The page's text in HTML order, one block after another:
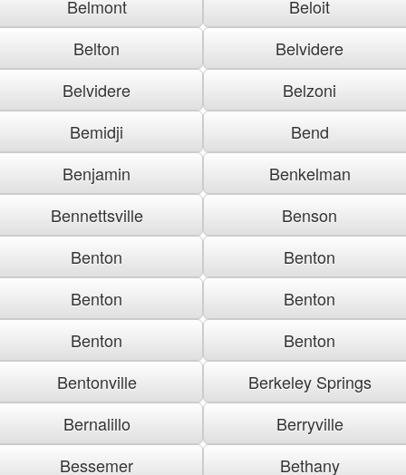
Belmont
Beloit
Belton
Belvidere
Belvidere
Belzoni
Bemidji
Bend
Benjamin
Benkelman
Bennettsville
Benson
Benton
Benton
Benton
Benton
Benton
Benton
Bentonville
Berkeley Springs
Bernalillo
Berryville
Bessemer
Bethany